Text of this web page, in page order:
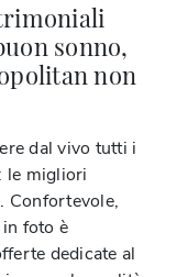
sonno,
non
dal vivo tutti i
le migliori
Confortevole,
foto è
dedicate al